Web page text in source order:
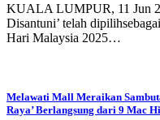
KUALA LUMPUR, 11 Jun
Disantuni’ telah
Hari Malaysia 2025…
Melawati Mall Meraikan
Raya’ Berlangsung dari 9 Mac